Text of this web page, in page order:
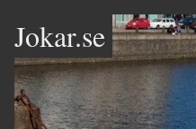
Jokar.se